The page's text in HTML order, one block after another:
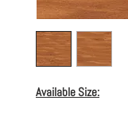
Available Size: